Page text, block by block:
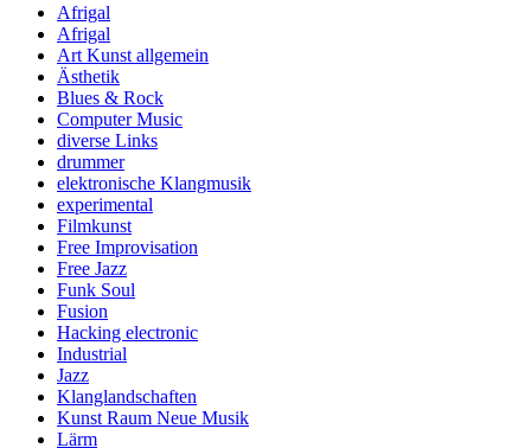
Afrigal
Afrigal
Art Kunst allgemein
Ästhetik
Blues & Rock
Computer Music
diverse Links
drummer
elektronische Klangmusik
experimental
Filmkunst
Free Improvisation
Free Jazz
Funk Soul
Fusion
Hacking electronic
Industrial
Jazz
Klanglandschaften
Kunst Raum Neue Musik
Lärm